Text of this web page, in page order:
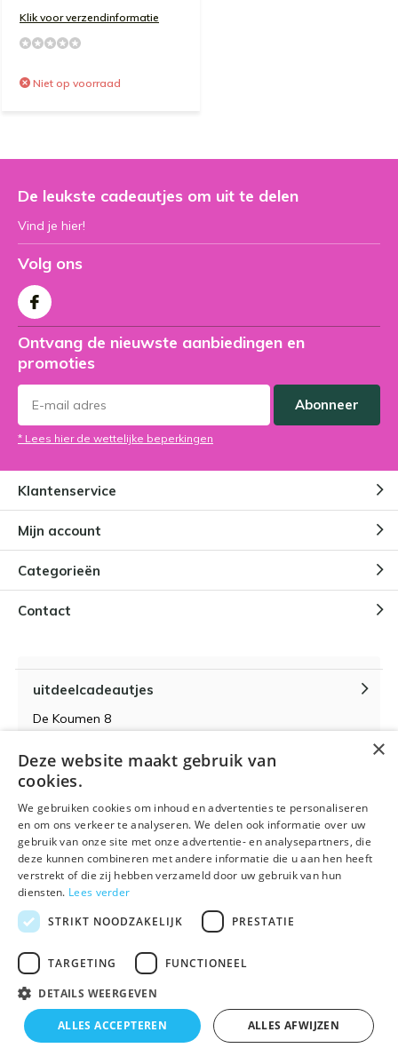
🌴 Wij zijn met vakantie t/m 21 augustus. Bestellen is
tijdelijk niet mogelijk.
Klik voor verzendinformatie
Niet op voorraad
De leukste cadeautjes om uit te delen
Vind je hier!
Volg ons
Ontvang de nieuwste aanbiedingen en
promoties
Abonneer
* Lees hier de wettelijke beperkingen
Klantenservice
Mijn account
Categorieën
Contact
uitdeelcadeautjes
De Koumen 8
KvK-nummer 14087571
BTW-nummer NL 815399145 B01
© 2026 - Powered by
Algemene voorwaarden RSS-feed
Uitdeelcadeautjes.nl9 -9Reviews @Kiyoh
×
Deze website maakt gebruik van
cookies.
We gebruiken cookies om inhoud en advertenties te personaliseren
en om ons verkeer te analyseren. We delen ook informatie over uw
gebruik van onze site met onze advertentie- en analysepartners, die
deze kunnen combineren met andere informatie die u aan hen heeft
verstrekt of die zij hebben verzameld door uw gebruik van hun
diensten. Lees verder
STRIKT NOODZAKELIJK
PRESTATIE
TARGETING FUNCTIONEEL
DETAILS WEERGEVEN
ALLES ACCEPTEREN ALLES AFWIJZEN